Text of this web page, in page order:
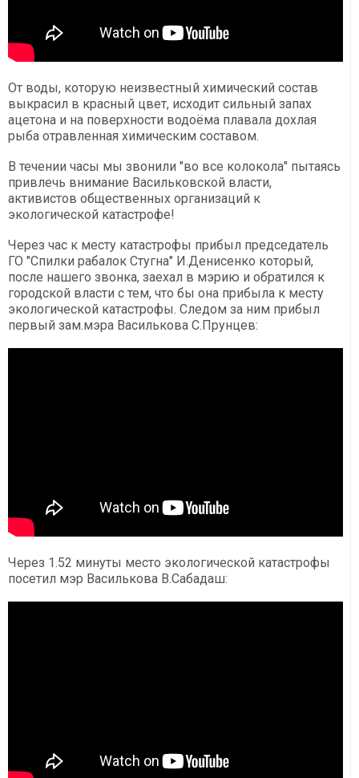
От воды, которую неизвестный химический состав
выкрасил в красный цвет, исходит сильный запах
ацетона и на поверхности водоёма плавала дохлая
рыба отравленная химическим составом.
В течении часы мы звонили "во все колокола" пытаясь
привлечь внимание Васильковской власти,
активистов общественных организаций к
экологической катастрофе!
Через час к месту катастрофы прибыл председатель
ГО "Спилки рабалок Стугна" И.Денисенко который,
после нашего звонка, заехал в мэрию и обратился к
городской власти с тем, что бы она прибыла к месту
экологической катастрофы. Следом за ним прибыл
первый зам.мэра Василькова С.Прунцев:
Через 1.52 минуты место экологической катастрофы
посетил мэр Василькова В.Сабадаш: